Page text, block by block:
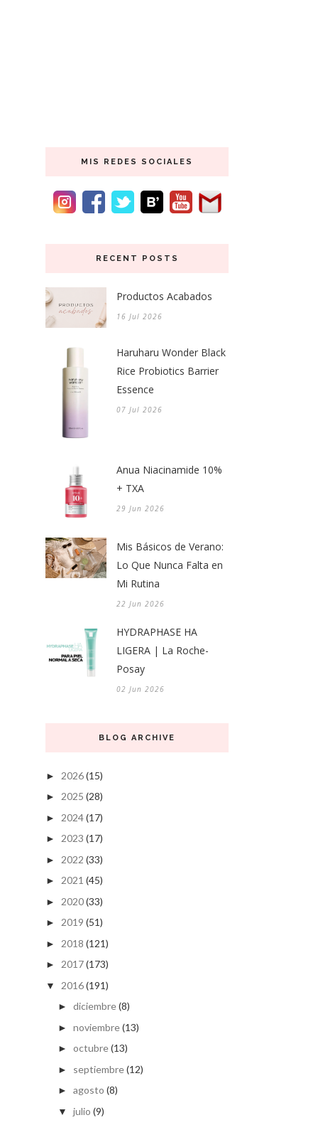
MIS REDES SOCIALES
RECENT POSTS
Productos Acabados
16 Jul 2026
Haruharu Wonder Black
Rice Probiotics Barrier
Essence
07 Jul 2026
Anua Niacinamide 10%
+ TXA
29 Jun 2026
Mis Básicos de Verano:
Lo Que Nunca Falta en
Mi Rutina
22 Jun 2026
HYDRAPHASE HA
LIGERA | La Roche-
Posay
02 Jun 2026
BLOG ARCHIVE
► 2026(15)
► 2025 (28)
► 2024(17)
► 2023 (17)
► 2022 (33)
► 2021 (45)
► 2020(33)
► 2019 (51)
► 2018 (121)
► 2017(173)
▼ 2016(191)
► diciembre(8)
► noviembre(13)
► octubre(13)
► septiembre(12)
► agosto (8)
▼ julio (9)